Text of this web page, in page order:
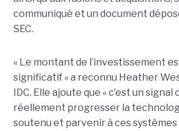
communiqué et un document
SEC.
« Le montant de l’investissement
significatif » a reconnu Heather
IDC. Elle ajoute que « c’est un
réellement progresser la
soutenu et parvenir à ces systèmes